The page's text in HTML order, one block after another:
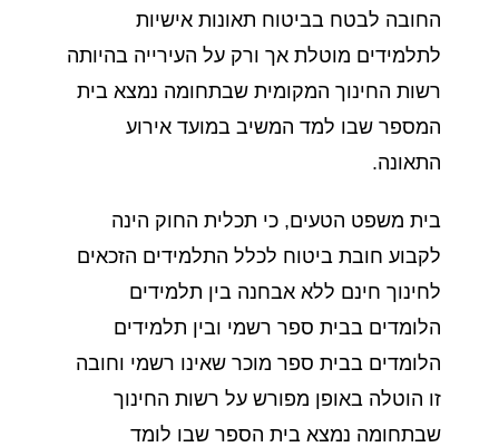
החובה לבטח בביטוח תאונות אישיות
לתלמידים מוטלת אך ורק על העירייה בהיותה
רשות החינוך המקומית שבתחומה נמצא בית
המספר שבו למד המשיב במועד אירוע
התאונה.
בית משפט הטעים, כי תכלית החוק הינה
לקבוע חובת ביטוח לכלל התלמידים הזכאים
לחינוך חינם ללא אבחנה בין תלמידים
הלומדים בבית ספר רשמי ובין תלמידים
הלומדים בבית ספר מוכר שאינו רשמי וחובה
זו הוטלה באופן מפורש על רשות החינוך
שבתחומה נמצא בית הספר שבו לומד